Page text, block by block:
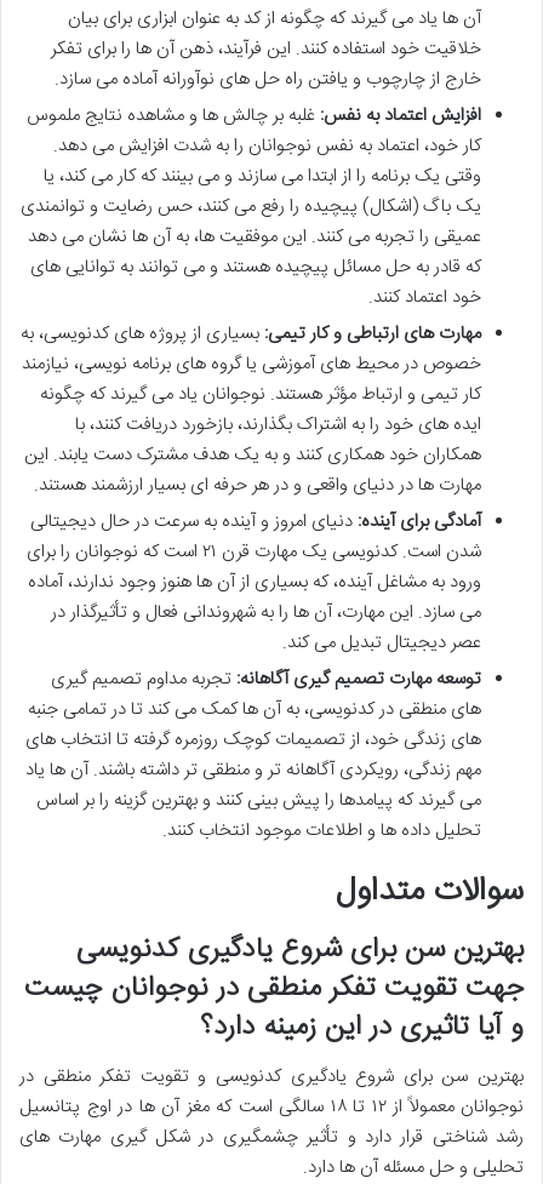
آن ها یاد می گیرند که چگونه از کد به عنوان ابزاری برای بیان
خلاقیت خود استفاده کنند. این فرآیند، ذهن آن ها را برای تفکر
خارج از چارچوب و یافتن راه حل های نوآورانه آماده می سازد.
افزایش اعتماد به نفس: غلبه بر چالش ها و مشاهده نتایج ملموس
کار خود، اعتماد به نفس نوجوانان را به شدت افزایش می دهد.
وقتی یک برنامه را از ابتدا می سازند و می بینند که کار می کند، یا
یک باگ (اشکال) پیچیده را رفع می کنند، حس رضایت و توانمندی
عمیقی را تجربه می کنند. این موفقیت ها، به آن ها نشان می دهد
که قادر به حل مسائل پیچیده هستند و می توانند به توانایی های
خود اعتماد کنند.
مهارت های ارتباطی و کار تیمی: بسیاری از پروژه های کدنویسی، به
خصوص در محیط های آموزشی یا گروه های برنامه نویسی، نیازمند
کار تیمی و ارتباط مؤثر هستند. نوجوانان یاد می گیرند که چگونه
ایده های خود را به اشتراک بگذارند، بازخورد دریافت کنند، با
همکاران خود همکاری کنند و به یک هدف مشترک دست یابند. این
مهارت ها در دنیای واقعی و در هر حرفه ای بسیار ارزشمند هستند.
آمادگی برای آینده: دنیای امروز و آینده به سرعت در حال دیجیتالی
شدن است. کدنویسی یک مهارت قرن ۲۱ است که نوجوانان را برای
ورود به مشاغل آینده، که بسیاری از آن ها هنوز وجود ندارند، آماده
می سازد. این مهارت، آن ها را به شهروندانی فعال و تأثیرگذار در
عصر دیجیتال تبدیل می کند.
توسعه مهارت تصمیم گیری آگاهانه: تجربه مداوم تصمیم گیری
های منطقی در کدنویسی، به آن ها کمک می کند تا در تمامی جنبه
های زندگی خود، از تصمیمات کوچک روزمره گرفته تا انتخاب های
مهم زندگی، رویکردی آگاهانه تر و منطقی تر داشته باشند. آن ها یاد
می گیرند که پیامدها را پیش بینی کنند و بهترین گزینه را بر اساس
تحلیل داده ها و اطلاعات موجود انتخاب کنند.
سوالات متداول
بهترین سن برای شروع یادگیری کدنویسی
جهت تقویت تفکر منطقی در نوجوانان چیست
و آیا تاثیری در این زمینه دارد؟
بهترین سن برای شروع یادگیری کدنویسی و تقویت تفکر منطقی در
نوجوانان معمولاً از ۱۲ تا ۱۸ سالگی است که مغز آن ها در اوج پتانسیل
رشد شناختی قرار دارد و تأثیر چشمگیری در شکل گیری مهارت های
تحلیلی و حل مسئله آن ها دارد.